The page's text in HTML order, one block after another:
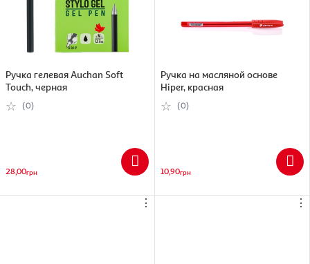
Ручка гелевая Auchan Soft
Touch, черная
(0)
28,00грн
Ручка на масляной основе
Hiper, красная
(0)
10,90грн
⋮ ⋮